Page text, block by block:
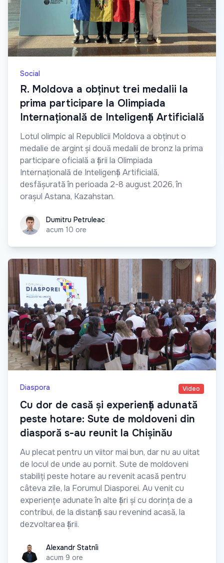
Social
R. Moldova a obținut trei medalii la
prima participare la Olimpiada
Internațională de Inteligență Artificială
Lotul olimpic al Republicii Moldova a obținut o
medalie de argint și două medalii de bronz la prima
participare oficială a țării la Olimpiada
Internațională de Inteligență Artificială,
desfășurată în perioada 2-8 august 2026, în
orașul Astana, Kazahstan.
Dumitru Petruleac
Dumitru Petruleac
acum 10 ore
Diaspora Video
Cu dor de casă și experiență adunată
peste hotare: Sute de moldoveni din
diasporă s-au reunit la Chișinău
Au plecat pentru un viitor mai bun, dar nu au uitat
de locul de unde au pornit. Sute de moldoveni
stabiliți peste hotare au revenit acasă pentru
câteva zile, la Forumul Diasporei. Au venit cu
experiențe adunate în alte țări și cu dorința de a
contribui, de la distanță sau revenind acasă, la
dezvoltarea țării.
Alexandr Statnîi
Alexandr Statnîi
acum 9 ore